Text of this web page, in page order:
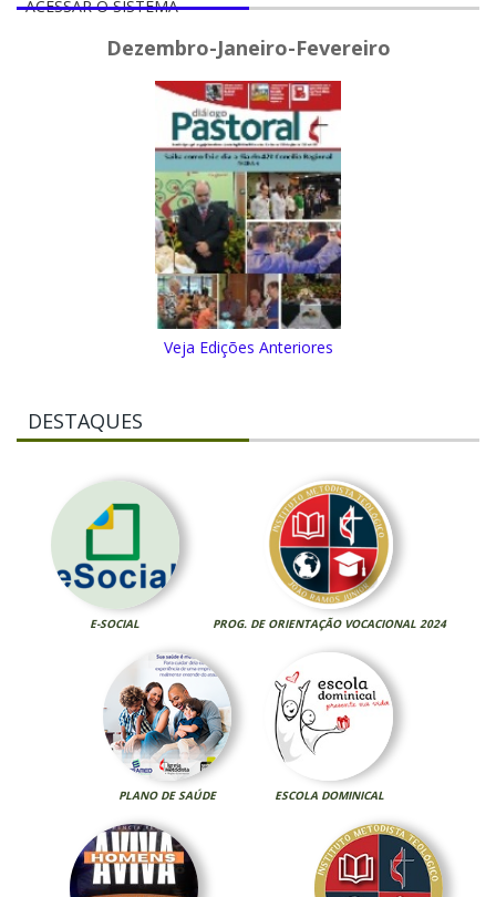
ACESSAR O SISTEMA
Dezembro-Janeiro-Fevereiro
Veja Edições Anteriores
DESTAQUES
E-SOCIAL PROG. DE ORIENTAÇÃO VOCACIONAL 2024
PLANO DE SAÚDE ESCOLA DOMINICAL